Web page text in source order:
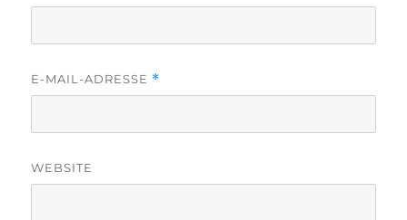
E-MAIL-ADRESSE *
WEBSITE